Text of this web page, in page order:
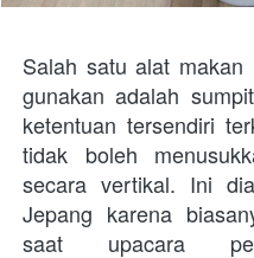
Salah satu alat
gunakan adalah
ketentuan tersendiri
tidak boleh
secara vertikal. Ini
Jepang karena
saat upacara